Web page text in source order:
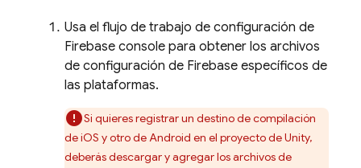
Usa el flujo de trabajo de configuración de
Firebase console para obtener los archivos
de configuración de Firebase específicos de
las plataformas.
Si quieres registrar un destino de compilación
de iOS y otro de Android en el proyecto de Unity,
deberás descargar y agregar los archivos de